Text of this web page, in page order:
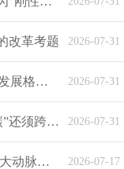
2026-07-31
改革考题
2026-07-31
清洁能源船舶交付突破1200艘！多元梯次发展格局基本成型
2026-07-31
钢铁行业迈入强制减排新时代，“以氢代碳”还须跨过三道坎
2026-07-17
1.3万公里输氢管网浮出水面：“西氢东送”大动脉进入规模化拐点